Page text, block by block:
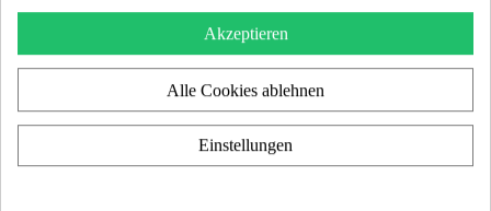
Akzeptieren
Alle Cookies ablehnen
Einstellungen